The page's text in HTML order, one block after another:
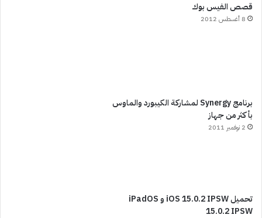
قصص الفيس بوك
8 أغسطس 2012
برنامج Synergy لمشاركة الكيبورد والماوس
بأكثر من جهاز
2 نوفمبر 2011
تحميل iOS 15.0.2 IPSW و iPadOS
15.0.2 IPSW